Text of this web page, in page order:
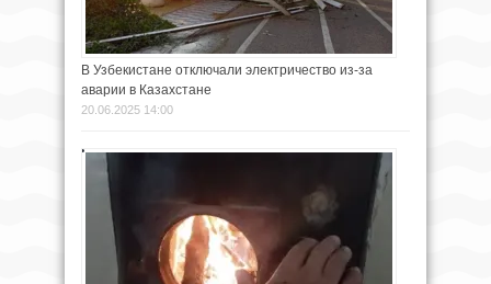
В Узбекистане отключали электричество из-за
аварии в Казахстане
20.06.2025 14:00